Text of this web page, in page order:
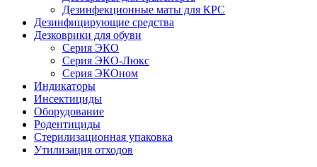
Дезинфекционные маты для КРС
Дезинфицирующие средства
Дезковрики для обуви
Серия ЭКО
Серия ЭКО-Люкс
Серия ЭКОном
Индикаторы
Инсектициды
Оборудование
Родентициды
Стерилизационная упаковка
Утилизация отходов